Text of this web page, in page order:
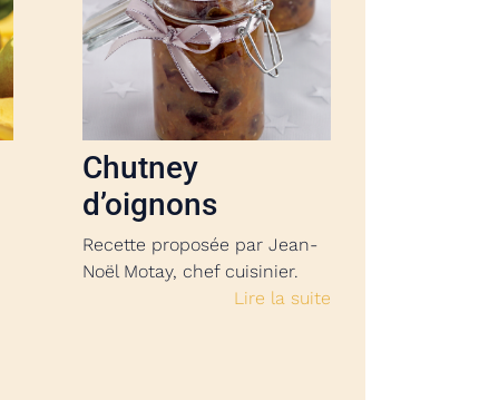
Chutney
d’oignons
Recette proposée par Jean-
Noël Motay, chef cuisinier.
Lire la suite